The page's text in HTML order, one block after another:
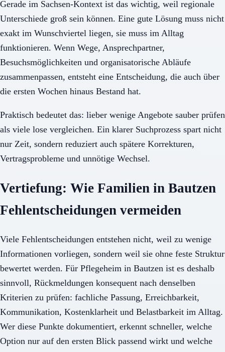
Gerade im Sachsen-Kontext ist das wichtig, weil regionale
Unterschiede groß sein können. Eine gute Lösung muss nicht
exakt im Wunschviertel liegen, sie muss im Alltag
funktionieren. Wenn Wege, Ansprechpartner,
Besuchsmöglichkeiten und organisatorische Abläufe
zusammenpassen, entsteht eine Entscheidung, die auch über
die ersten Wochen hinaus Bestand hat.
Praktisch bedeutet das: lieber wenige Angebote sauber prüfen
als viele lose vergleichen. Ein klarer Suchprozess spart nicht
nur Zeit, sondern reduziert auch spätere Korrekturen,
Vertragsprobleme und unnötige Wechsel.
Vertiefung: Wie Familien in Bautzen
Fehlentscheidungen vermeiden
Viele Fehlentscheidungen entstehen nicht, weil zu wenige
Informationen vorliegen, sondern weil sie ohne feste Struktur
bewertet werden. Für Pflegeheim in Bautzen ist es deshalb
sinnvoll, Rückmeldungen konsequent nach denselben
Kriterien zu prüfen: fachliche Passung, Erreichbarkeit,
Kommunikation, Kostenklarheit und Belastbarkeit im Alltag.
Wer diese Punkte dokumentiert, erkennt schneller, welche
Option nur auf den ersten Blick passend wirkt und welche